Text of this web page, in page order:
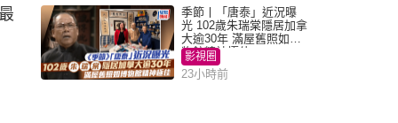
季節丨「唐泰」近況曝
光 102歲朱瑞棠隱居加拿
大逾30年 滿屋舊照如博
物館精神極佳
影視圈
23小時前